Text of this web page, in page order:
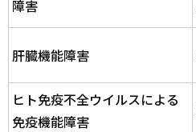
障害
肝臓機能障害
ヒト免疫不全ウイルスによる
免疫機能障害